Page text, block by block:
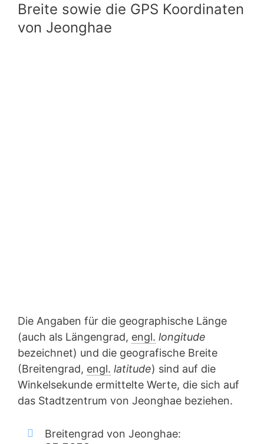
Breite sowie die GPS Koordinaten
von Jeonghae
Die Angaben für die geographische Länge
(auch als Längengrad, engl. longitude
bezeichnet) und die geografische Breite
(Breitengrad, engl. latitude) sind auf die
Winkelsekunde ermittelte Werte, die sich auf
das Stadtzentrum von Jeonghae beziehen.
Breitengrad von Jeonghae: